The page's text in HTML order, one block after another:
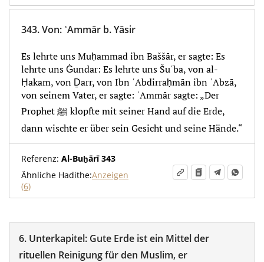
343.Von: ʿAmmār b. Yāsir
Es lehrte uns Muḥammad ibn Baššār, er sagte: Es
lehrte uns Ġundar: Es lehrte uns Šuʿba, von al-
Ḥakam, von Ḏarr, von Ibn ʿAbdirraḥmān ibn ʾAbzā,
von seinem Vater, er sagte: ʿAmmār sagte: „Der
Prophet ﷺ klopfte mit seiner Hand auf die Erde,
dann wischte er über sein Gesicht und seine Hände.“
Referenz: Al-Buḫārī 343
Ähnliche Hadithe:Anzeigen
(6)
6. Unterkapitel: Gute Erde ist ein Mittel der
rituellen Reinigung für den Muslim, er